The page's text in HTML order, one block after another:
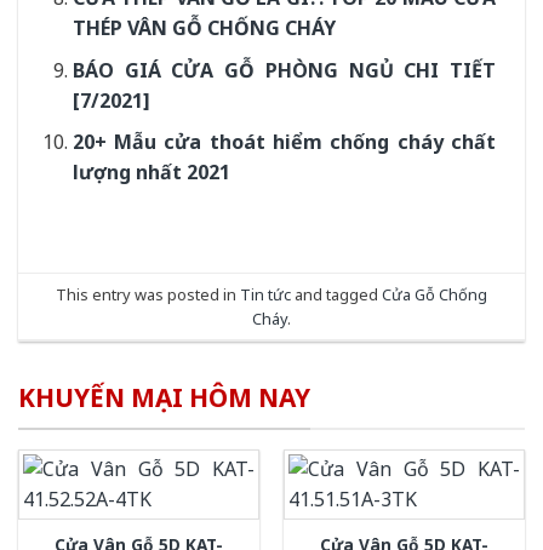
THÉP VÂN GỖ CHỐNG CHÁY
BÁO GIÁ CỬA GỖ PHÒNG NGỦ CHI TIẾT
[7/2021]
20+ Mẫu cửa thoát hiểm chống cháy chất
lượng nhất 2021
This entry was posted in Tin tức and tagged Cửa Gỗ Chống
Cháy.
KHUYẾN MẠI HÔM NAY
Cửa Vân Gỗ 5D KAT- Cửa Vân Gỗ 5D KAT-